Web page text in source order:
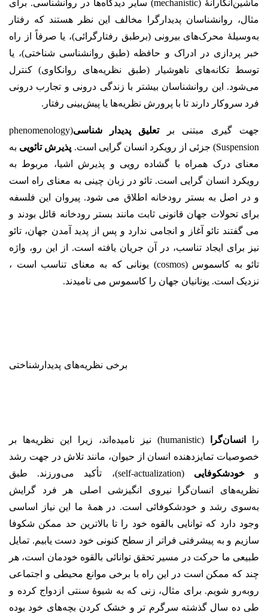
ماشین‌انگارانه‌ٔ (mechanistic) سایر دیدگاه‌ها در روانشناسی. برای
مثال، روانشناسان پدیدارگرا مخالف این نظر هستند که رفتار
به‌وسیلهٔ محرک‌های بیرونی (برطبق رفتارگرائی)، یا صرفاً از راه
خبر پردازی در ادراک و حافظه (طبق روانشناسی شناختی)، یا
توسط تکانه‌های ناهوشیار (طبق نظریه‌های روانکاوی) کنترل
می‌شود. این روانشناسان بیشتر با زندگی درونی و تجارب درونی
فرد سروکار دارند تا با پرورش نظریه‌ها یا پیش‌بینی رفتار.
جهت گیری مبتنی بر تعلیق پدیدار شناسی (phenomenology
Suspension) جزئی از رویکرد انسان گرایی است.
پذیرش تائویی به
معنای درک همراه با گشاده رویی و پذیرش اشیا، مربوط به
رویکرد انسان گرایی است. تائو در زبان چینى به معناى راه است
و در اصل به بستر رودخانه اطلاق می شود. پیروان این فلسفه
براى تحولات جهان قانونى ثابت مانند بستر رودخانه قائل بودند و
مى گفتند تائو آغاز و انجامى ندارد و پس از پدید آمدن جهان، تائو
نیز براى ایجاد تناسب، در آن جریان یافته است. از این رو، واژه
تائو به کاسموس (cosmos) یونانى که به معناى تناسب است ،
نزدیک است. یونانیان جهان را کاسموس مى نامیدند.
برخی نظریه‌های پدیدارشناختی
را انسان‌گرا
(humanistic) نیز نامیده‌اند، زیرا این نظریه‌ها بر
خصوصیات تمایزدهنده انسان از حیوان، مانند تلاش در جهت رشد
وخودشکوفایی
(self-actualization)، تأکید می‌ورزند. طبق
نظریه‌های انسان‌گرا نیروی انگیزشی اصلی هر فرد گرایش
به‌سوی رشد و خودشکوفائی است. در همهٔ ما این نیاز اساسی
وجود دارد که توانایی بالقوه خود را تا بالاترین حد ممکن شکوفا
سازیم و به پیشرفتی فراتر از سطح کنونی خود دست یابیم. تمایل
طبیعی ما حرکت در مسیر تحقق توانائی بالقوه خودمان است، هر
چند که ممکن است در این راه با برخی موانع محیطی و اجتماعی
روبه‌رو شویم. برای مثال، زنی که به شیوهٔ سنتی ازدواج کرده و
طی ده سال گذشته سرگرم تر و خشک کردن بچه‌های خود بوده